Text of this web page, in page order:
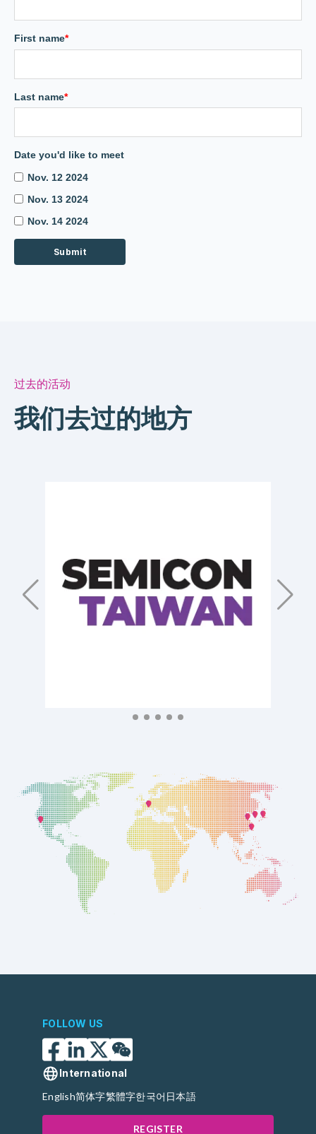
First name*
Last name*
Date you'd like to meet
Nov. 12 2024
Nov. 13 2024
Nov. 14 2024
过去的活动
我们去过的地方
FOLLOW US
International
English简体字繁體字한국어 日本語
REGISTER